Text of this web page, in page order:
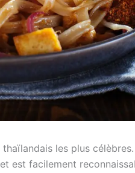
thaïlandais les plus
est facilement